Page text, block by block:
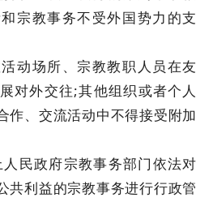
宗教事务不受外国势力的支
场所、宗教教职人员在友
对外交往;其他组织或者个人
作、交流活动中不得接受附加
民政府宗教事务部门依法对
共利益的宗教事务进行行政管